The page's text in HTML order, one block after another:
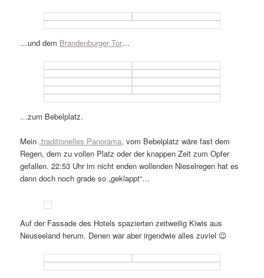
…und dem Brandenburger Tor…
…zum Bebelplatz.
Mein „traditionelles Panorama„ vom Bebelplatz wäre fast dem
Regen, dem zu vollen Platz oder der knappen Zeit zum Opfer
gefallen. 22:53 Uhr im nicht enden wollenden Nieselregen hat es
dann doch noch grade so „geklappt“…
Auf der Fassade des Hotels spazierten zeitweilig Kiwis aus
Neuseeland herum. Denen war aber irgendwie alles zuviel 😉